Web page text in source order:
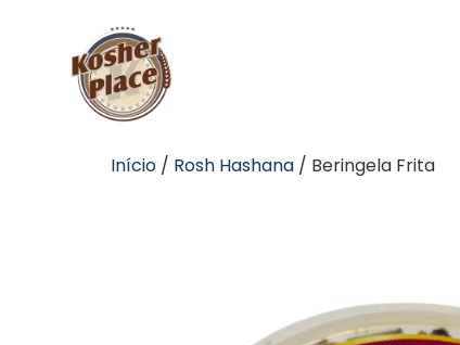
Início / Rosh Hashana / Beringela Frita